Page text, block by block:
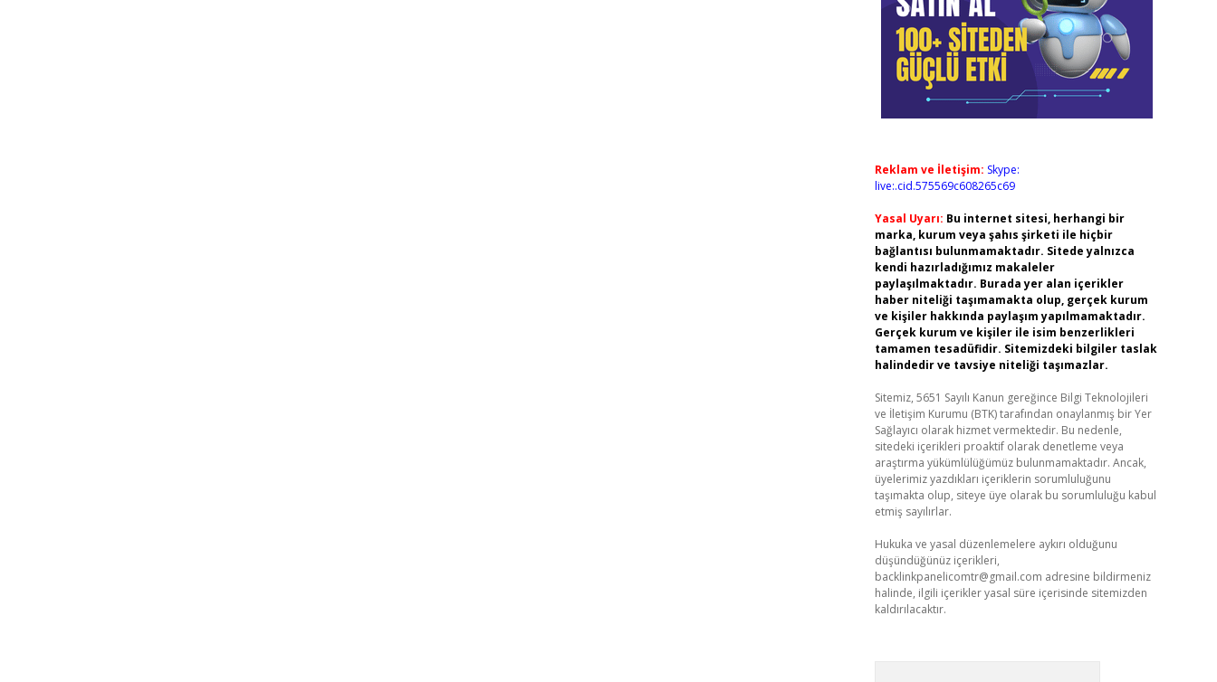
Reklam ve İletişim: Skype:
live:.cid.575569c608265c69
Yasal Uyarı: Bu internet sitesi, herhangi bir
marka, kurum veya şahıs şirketi ile hiçbir
bağlantısı bulunmamaktadır. Sitede yalnızca
kendi hazırladığımız makaleler
paylaşılmaktadır. Burada yer alan içerikler
haber niteliği taşımamakta olup, gerçek kurum
ve kişiler hakkında paylaşım yapılmamaktadır.
Gerçek kurum ve kişiler ile isim benzerlikleri
tamamen tesadüfidir. Sitemizdeki bilgiler taslak
halindedir ve tavsiye niteliği taşımazlar.
Sitemiz, 5651 Sayılı Kanun gereğince Bilgi Teknolojileri
ve İletişim Kurumu (BTK) tarafından onaylanmış bir Yer
Sağlayıcı olarak hizmet vermektedir. Bu nedenle,
sitedeki içerikleri proaktif olarak denetleme veya
araştırma yükümlülüğümüz bulunmamaktadır. Ancak,
üyelerimiz yazdıkları içeriklerin sorumluluğunu
taşımakta olup, siteye üye olarak bu sorumluluğu kabul
etmiş sayılırlar.
Hukuka ve yasal düzenlemelere aykırı olduğunu
düşündüğünüz içerikleri,
backlinkpanelicomtr@gmail.com adresine bildirmeniz
halinde, ilgili içerikler yasal süre içerisinde sitemizden
kaldırılacaktır.